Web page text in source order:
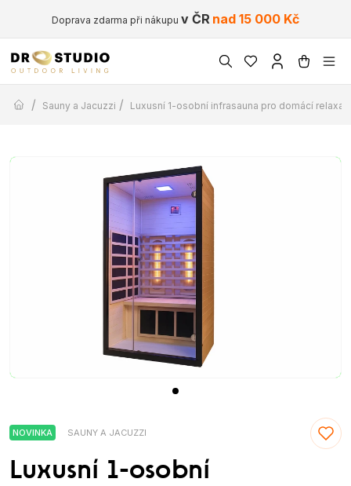
Doprava zdarma při nákupu v ČR nad 15 000 Kč
/ Sauny a Jacuzzi / Luxusní 1-osobní infrasauna pro domácí
NOVINKA SAUNY A JACUZZI
Luxusní 1-osobní